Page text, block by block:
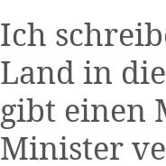
Ich
Land in
gibt einen
Minister